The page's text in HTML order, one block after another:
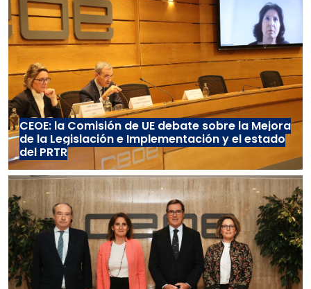
CEOE: la Comisión de UE debate sobre la Mejora
de la Legislación e Implementación y el estado
del PRTR